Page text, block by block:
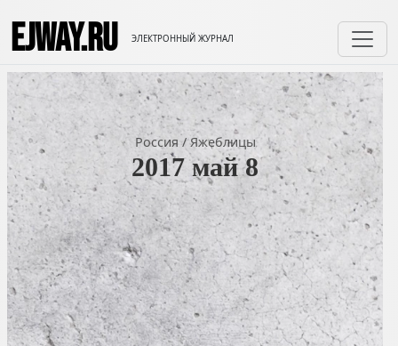
EJWAY.RU ЭЛЕКТРОННЫЙ ЖУРНАЛ
Россия /Яжеблицы
2017 май 8